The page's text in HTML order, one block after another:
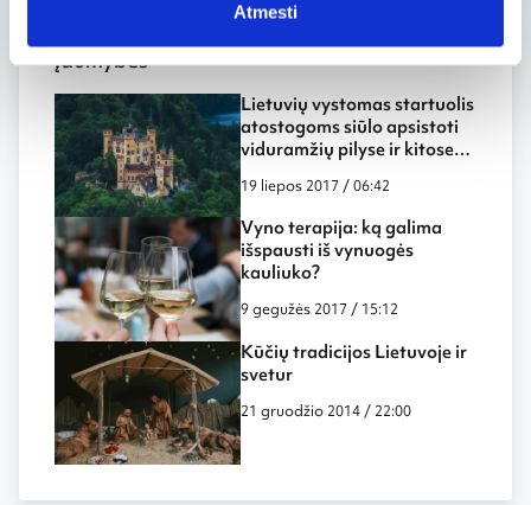
Atmesti
Įdomybės
Lietuvių vystomas startuolis
atostogoms siūlo apsistoti
viduramžių pilyse ir kitose
nemažiau įspūdingose
vietose
19 liepos 2017 / 06:42
Vyno terapija: ką galima
išspausti iš vynuogės
kauliuko?
9 gegužės 2017 / 15:12
Kūčių tradicijos Lietuvoje ir
svetur
21 gruodžio 2014 / 22:00